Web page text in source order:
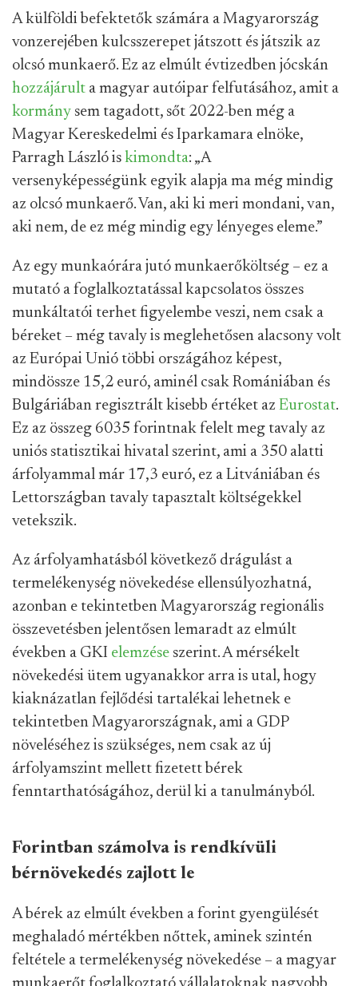
A külföldi befektetők számára a Magyarország
vonzerejében kulcsszerepet játszott és játszik az
olcsó munkaerő. Ez az elmúlt évtizedben jócskán
hozzájárult a magyar autóipar felfutásához, amit a
kormány sem tagadott, sőt 2022-ben még a
Magyar Kereskedelmi és Iparkamara elnöke,
Parragh László is kimondta: „A
versenyképességünk egyik alapja ma még mindig
az olcsó munkaerő. Van, aki ki meri mondani, van,
aki nem, de ez még mindig egy lényeges eleme.”
Az egy munkaórára jutó munkaerőköltség – ez a
mutató a foglalkoztatással kapcsolatos összes
munkáltatói terhet figyelembe veszi, nem csak a
béreket – még tavaly is meglehetősen alacsony volt
az Európai Unió többi országához képest,
mindössze 15,2 euró, aminél csak Romániában és
Bulgáriában regisztrált kisebb értéket az Eurostat.
Ez az összeg 6035 forintnak felelt meg tavaly az
uniós statisztikai hivatal szerint, ami a 350 alatti
árfolyammal már 17,3 euró, ez a Litvániában és
Lettországban tavaly tapasztalt költségekkel
vetekszik.
Az árfolyamhatásból következő drágulást a
termelékenység növekedése ellensúlyozhatná,
azonban e tekintetben Magyarország regionális
összevetésben jelentősen lemaradt az elmúlt
években a GKI elemzése szerint. A mérsékelt
növekedési ütem ugyanakkor arra is utal, hogy
kiaknázatlan fejlődési tartalékai lehetnek e
tekintetben Magyarországnak, ami a GDP
növeléséhez is szükséges, nem csak az új
árfolyamszint mellett fizetett bérek
fenntarthatóságához, derül ki a tanulmányból.
Forintban számolva is rendkívüli
bérnövekedés zajlott le
A bérek az elmúlt években a forint gyengülését
meghaladó mértékben nőttek, aminek szintén
feltétele a termelékenység növekedése – a magyar